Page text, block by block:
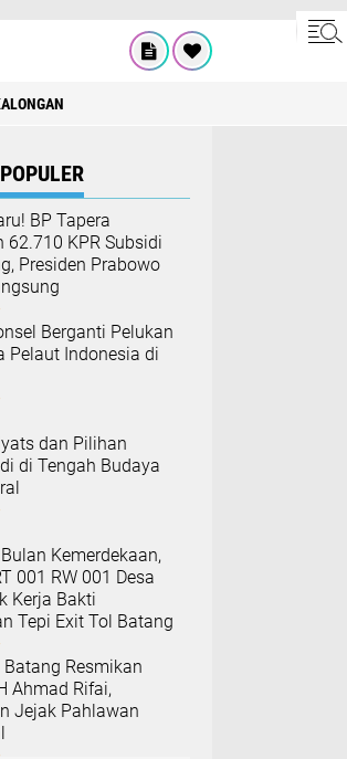
BP Tapera
62.710 KPR Subsidi
Presiden Prabowo
Berganti Pelukan
Pelaut Indonesia di
dan Pilihan
di Tengah Budaya
Kemerdekaan,
001 RW 001 Desa
Kerja Bakti
Tepi Exit Tol Batang
Batang Resmikan
Ahmad Rifai,
Jejak Pahlawan